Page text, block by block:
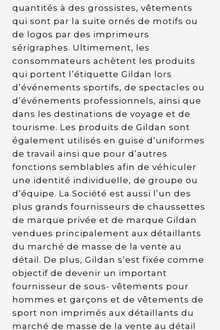
quantités à des grossistes, vêtements
qui sont par la suite ornés de motifs ou
de logos par des imprimeurs
sérigraphes. Ultimement, les
consommateurs achètent les produits
qui portent l’étiquette Gildan lors
d’événements sportifs, de spectacles ou
d’événements professionnels, ainsi que
dans les destinations de voyage et de
tourisme. Les produits de Gildan sont
également utilisés en guise d’uniformes
de travail ainsi que pour d’autres
fonctions semblables afin de véhiculer
une identité individuelle, de groupe ou
d’équipe. La Société est aussi l’un des
plus grands fournisseurs de chaussettes
de marque privée et de marque Gildan
vendues principalement aux détaillants
du marché de masse de la vente au
détail. De plus, Gildan s’est fixée comme
objectif de devenir un important
fournisseur de sous- vêtements pour
hommes et garçons et de vêtements de
sport non imprimés aux détaillants du
marché de masse de la vente au détail